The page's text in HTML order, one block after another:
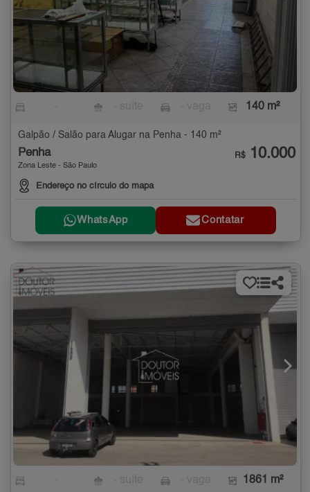
140 m²
Galpão / Salão para Alugar na Penha - 140 m²
Penha
Zona Leste - São Paulo
Endereço no círculo do mapa
R$ 10.000
WhatsApp Contatar
1861 m²